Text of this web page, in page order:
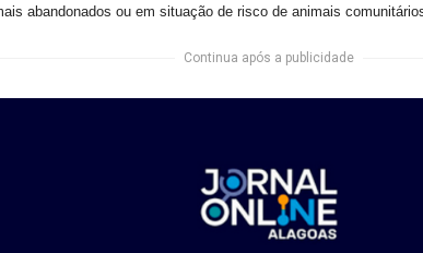
abandonados ou em situação de risco de animais
Continua após a publicidade